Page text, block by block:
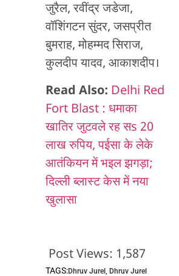
जुरैल, रवींद्र जडेजा,
वॉशिंगटन सुंदर, जसप्रीत
बुमराह, मोहम्मद सिराज,
कुलदीप यादव, आकाशदीप।
Read Also: Delhi Red
Fort Blast : धमाका
खातिर जुटवले रह सs 20
लाख रुपिय, पईसा के लेके
आतंकियन में भइल झगड़ा;
दिल्ली ब्लास्ट केस में नया
खुलासा
Post Views: 1,587
TAGS:Dhruv Jurel, Dhruv Jurel